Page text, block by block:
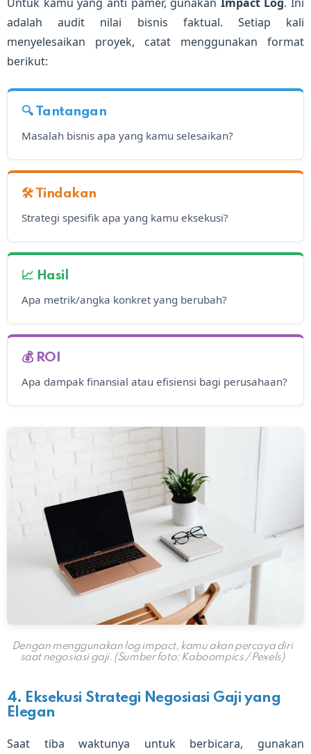
adalah audit nilai bisnis faktual. Setiap kali
menyelesaikan proyek, catat menggunakan format
berikut:
🔍 Tantangan
Masalah bisnis apa yang kamu selesaikan?
🛠️ Tindakan
Strategi spesifik apa yang kamu eksekusi?
📈 Hasil
Apa metrik/angka konkret yang berubah?
💰 ROI
Apa dampak finansial atau efisiensi bagi perusahaan?
Dengan menggunakan log impact, kamu akan percaya diri
saat negosiasi gaji. (Sumber foto: Kaboompics / Pexels)
4. Eksekusi Strategi Negosiasi Gaji yang
Elegan
Saat tiba waktunya untuk berbicara, gunakan